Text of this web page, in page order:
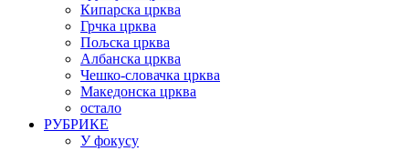
Кипарска црква
Грчка црква
Пољска црква
Албанска црква
Чешко-словачка црква
Македонска црква
остало
РУБРИКЕ
У фокусу